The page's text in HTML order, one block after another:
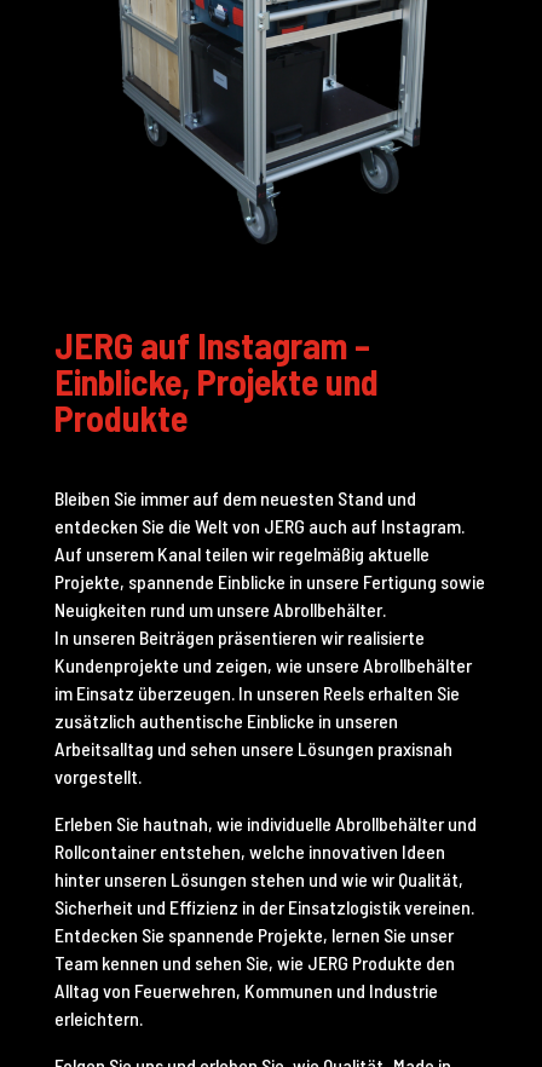
JERG auf Instagram –
Einblicke, Projekte und
Produkte
Bleiben Sie immer auf dem neuesten Stand und
entdecken Sie die Welt von JERG auch auf Instagram.
Auf unserem Kanal teilen wir regelmäßig aktuelle
Projekte, spannende Einblicke in unsere Fertigung sowie
Neuigkeiten rund um unsere Abrollbehälter.
In unseren Beiträgen präsentieren wir realisierte
Kundenprojekte und zeigen, wie unsere Abrollbehälter
im Einsatz überzeugen. In unseren Reels erhalten Sie
zusätzlich authentische Einblicke in unseren
Arbeitsalltag und sehen unsere Lösungen praxisnah
vorgestellt.
Erleben Sie hautnah, wie individuelle Abrollbehälter und
Rollcontainer entstehen, welche innovativen Ideen
hinter unseren Lösungen stehen und wie wir Qualität,
Sicherheit und Effizienz in der Einsatzlogistik vereinen.
Entdecken Sie spannende Projekte, lernen Sie unser
Team kennen und sehen Sie, wie JERG Produkte den
Alltag von Feuerwehren, Kommunen und Industrie
erleichtern.